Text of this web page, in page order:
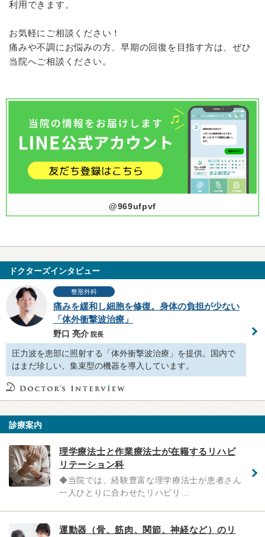
利用できます。
お気軽にご相談ください！
痛みや不調にお悩みの方、早期の回復を目指す方は、ぜひ
当院へご相談ください。
@969ufpvf
ドクターズインタビュー
整形外科
痛みを緩和し細胞を修復。身体の負担が少ない
「体外衝撃波治療」
野口 亮介 院長
圧力波を患部に照射する「体外衝撃波治療」を提供。国内で
はまだ珍しい、集束型の機器を導入しています。
診療案内
理学療法士と作業療法士が在籍するリハビ
リテーション科
◆当院では、経験豊富な理学療法士が患者さん
一人ひとりに合わせたリハビリ…
運動器（骨、筋肉、関節、神経など）のリ